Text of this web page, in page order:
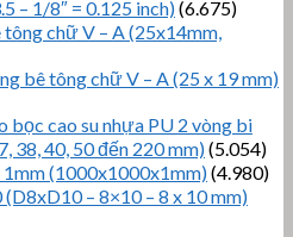
– 1/8″ = 0.125 inch)(6.675)
chữ V – A (25x14mm,
bê tông chữ V – A (25 x 19 mm)
bọc cao su nhựa PU 2 vòng bi
38, 40, 50 đến 220 mm)(5.054)
1mm (1000x1000x1mm)(4.980)
– 8×10 – 8 x 10 mm)